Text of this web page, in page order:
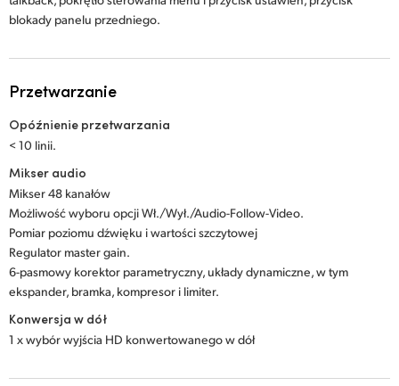
blokady panelu przedniego.
Przetwarzanie
Opóźnienie przetwarzania
< 10 linii.
Mikser audio
Mikser 48 kanałów
Możliwość wyboru opcji Wł./Wył./Audio-Follow-Video.
Pomiar poziomu dźwięku i wartości szczytowej
Regulator master gain.
6-pasmowy korektor parametryczny, układy dynamiczne, w tym
ekspander, bramka, kompresor i limiter.
Konwersja w dół
1 x wybór wyjścia HD konwertowanego w dół